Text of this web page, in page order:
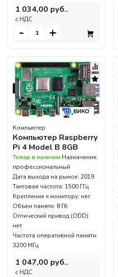
1 034,00 руб..
c НДС
- +
Компьютер
Компьютер Raspberry
Pi 4 Model B 8GB
Товар в наличии Назначение:
профессиональный
Дата выхода на рынок: 2019
Тактовая частота: 1500 ГГц
Крепление к монитору: нет
Объем памяти: 8 Гб
Оптический привод (ODD):
нет
Частота оперативной памяти:
3200 МГц
1 047,00 руб..
c НДС